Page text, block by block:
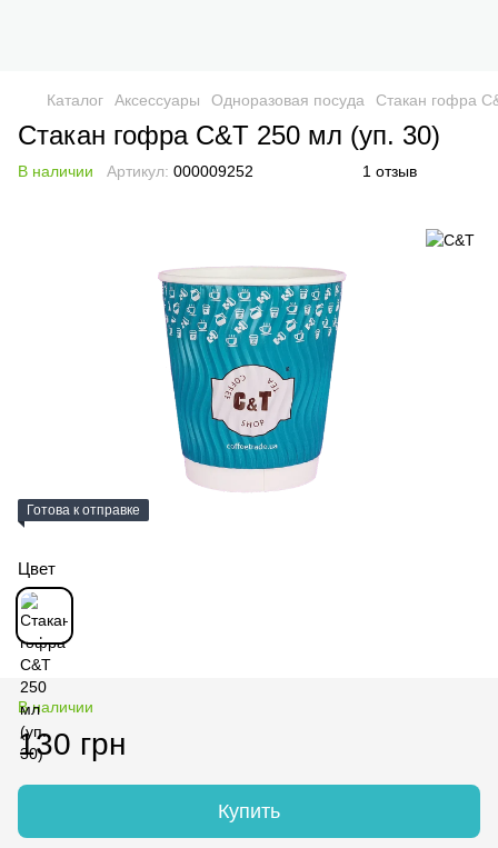
Каталог Аксессуары Одноразовая посуда Стакан гофра
Стакан гофра C&T 250 мл (уп. 30)
В наличии Артикул: 000009252 1 отзыв
Готова к отправке
Цвет
В наличии
130 грн
Купить